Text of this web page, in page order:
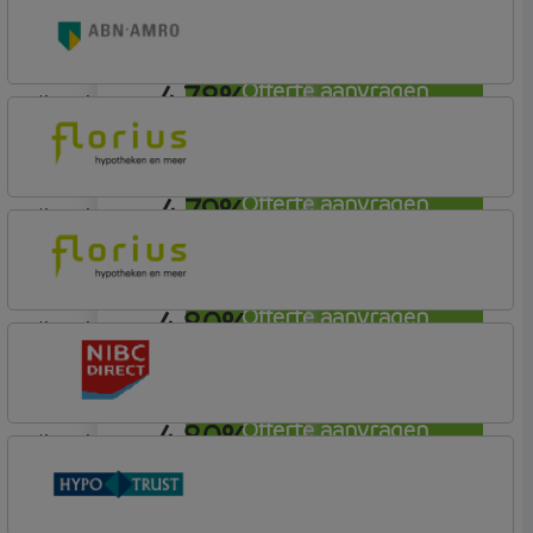
Offerte aanvragen
4,78%
Offerte aanvragen
Basis (Incl. Korting)
lineair
4,79%
Offerte aanvragen
ABN AMRO Bank
Woning (Incl. Korting)
lineair
4,80%
Offerte aanvragen
Florius
Profijt twaalf
lineair
4,80%
Florius
Profijt twaalf
lineair
NIBC Direct Extra